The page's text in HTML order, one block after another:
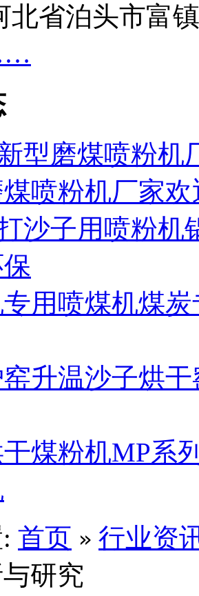
北省泊头市富
型磨煤喷粉机
喷粉机厂家
沙子用喷粉机
用喷煤机煤
升温沙子烘
煤粉机MP系
首页 » 行业资
研究